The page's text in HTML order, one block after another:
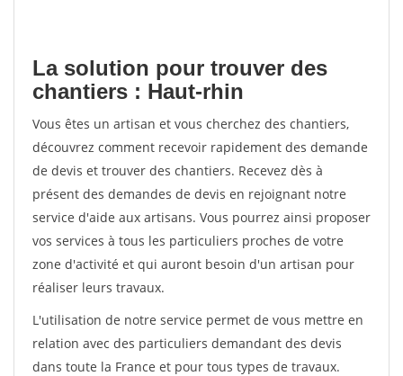
La solution pour trouver des
chantiers : Haut-rhin
Vous êtes un artisan et vous cherchez des chantiers,
découvrez comment recevoir rapidement des demande
de devis et trouver des chantiers. Recevez dès à
présent des demandes de devis en rejoignant notre
service d'aide aux artisans. Vous pourrez ainsi proposer
vos services à tous les particuliers proches de votre
zone d'activité et qui auront besoin d'un artisan pour
réaliser leurs travaux.
L'utilisation de notre service permet de vous mettre en
relation avec des particuliers demandant des devis
dans toute la France et pour tous types de travaux.